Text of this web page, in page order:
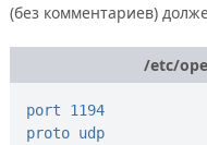
(без комментариев)
/etc/
port 1194
proto udp